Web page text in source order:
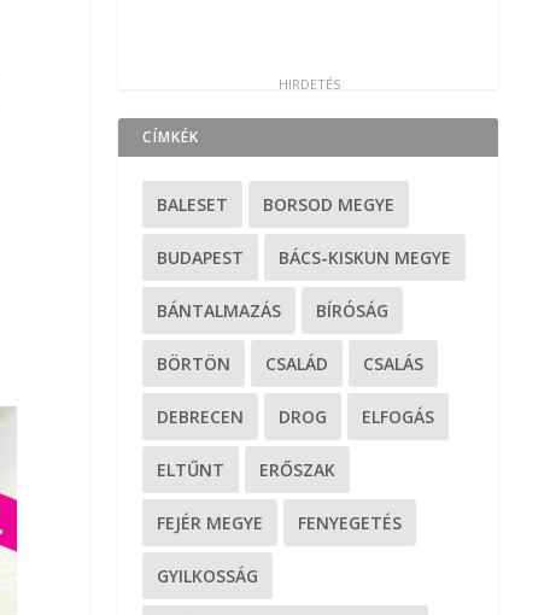
CÍMKÉK
BALESET BORSOD MEGYE
BUDAPEST BÁCS-KISKUN MEGYE
BÁNTALMAZÁS BÍRÓSÁG
BÖRTÖN CSALÁD CSALÁS
DEBRECEN DROG ELFOGÁS
ELTŰNT ERŐSZAK
FEJÉR MEGYE FENYEGETÉS
GYILKOSSÁG